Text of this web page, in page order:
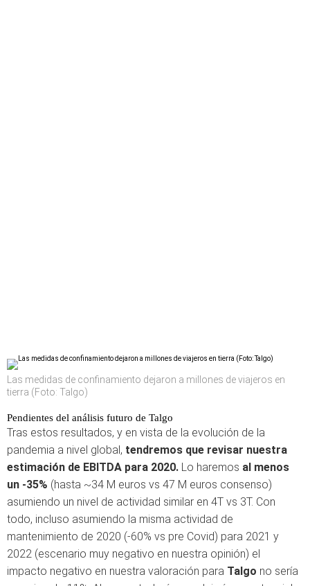
Las medidas de confinamiento dejaron a millones de viajeros en
tierra (Foto: Talgo)
Pendientes del análisis futuro de Talgo
Tras estos resultados, y en vista de la evolución de la
pandemia a nivel global, tendremos que revisar nuestra
estimación de EBITDA para 2020. Lo haremos al menos
un -35% (hasta ~34 M euros vs 47 M euros consenso)
asumiendo un nivel de actividad similar en 4T vs 3T. Con
todo, incluso asumiendo la misma actividad de
mantenimiento de 2020 (-60% vs pre Covid) para 2021 y
2022 (escenario muy negativo en nuestra opinión) el
impacto negativo en nuestra valoración para Talgo no sería